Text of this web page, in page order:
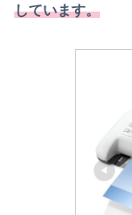
しています。